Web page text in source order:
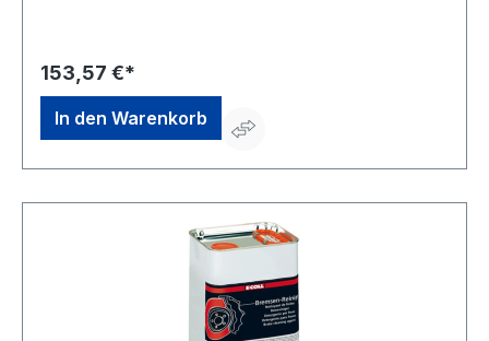
Bremsklötzen, Federn, Backen, Kupplungen, Belägen,
Druckplatten und Kupplungsteilen allgemein, Getriebe,
153,57 €*
In den Warenkorb